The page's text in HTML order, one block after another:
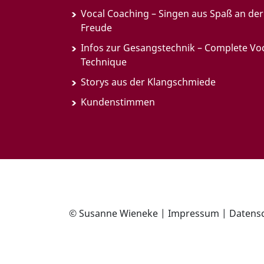
Vocal Coaching – Singen aus Spaß an der
Freude
Infos zur Gesangstechnik – Complete
Technique
Storys aus der Klangschmiede
Kundenstimmen
© Susanne Wieneke | Impressum |